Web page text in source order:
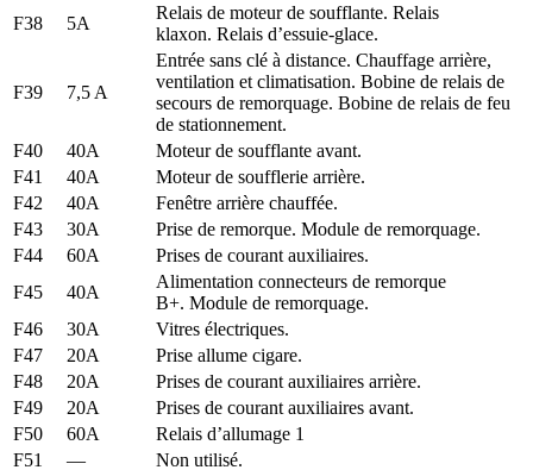
F38
5A
Relais de moteur de soufflante. Relais
klaxon. Relais d’essuie-glace.
F39 7,5 A
Entrée sans clé à distance. Chauffage arrière,
ventilation et climatisation. Bobine de relais de
secours de remorquage. Bobine de relais de feu
de stationnement.
F40
40A
Moteur de soufflante avant.
F41
40A
Moteur de soufflerie arrière.
F42
40A
Fenêtre arrière chauffée.
F43
30A
Prise de remorque. Module de remorquage.
F44
60A
Prises de courant auxiliaires.
F45
40A
Alimentation connecteurs de remorque
B+. Module de remorquage.
F46
30A
Vitres électriques.
F47
20A
Prise allume cigare.
F48
20A
Prises de courant auxiliaires arrière.
F49
20A
Prises de courant auxiliaires avant.
F50
60A
Relais d’allumage 1
F51
— Non utilisé.